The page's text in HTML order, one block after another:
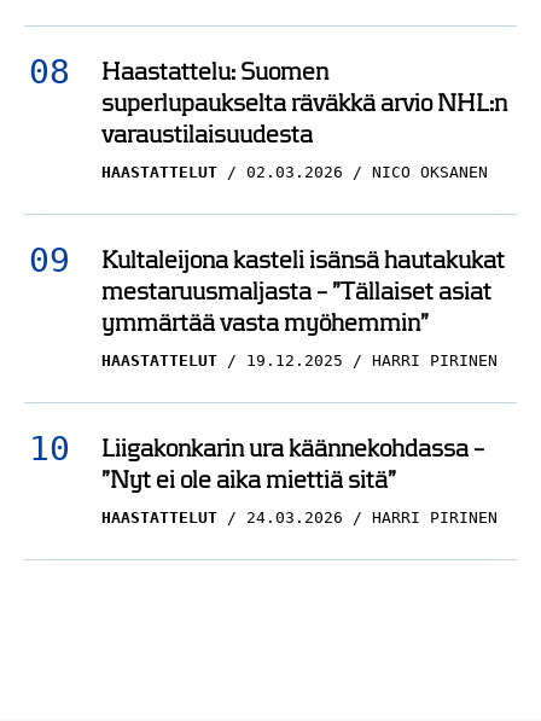
Haastattelu: Suomen
superlupaukselta räväkkä arvio NHL:n
varaustilaisuudesta
HAASTATTELUT 02.03.2026
Kultaleijona kasteli isänsä hautakukat
mestaruusmaljasta – ”Tällaiset asiat
ymmärtää vasta myöhemmin”
HAASTATTELUT 19.12.2025 HARRI PIRINEN
Liigakonkarin ura käännekohdassa –
”Nyt ei ole aika miettiä sitä”
HAASTATTELUT 24.03.2026 HARRI PIRINEN